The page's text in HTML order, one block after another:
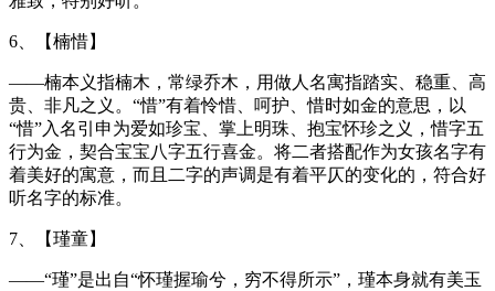
6、【楠惜】
——楠本义指楠木，常绿乔木，用做人名寓指踏实、稳重、高
贵、非凡之义。“惜”有着怜惜、呵护、惜时如金的意思，以
“惜”入名引申为爱如珍宝、掌上明珠、抱宝怀珍之义，惜字五
行为金，契合宝宝八字五行喜金。将二者搭配作为女孩名字有
着美好的寓意，而且二字的声调是有着平仄的变化的，符合好
听名字的标准。
7、【瑾童】
——“瑾”是出自“怀瑾握瑜兮，穷不得所示”，瑾本身就有美玉